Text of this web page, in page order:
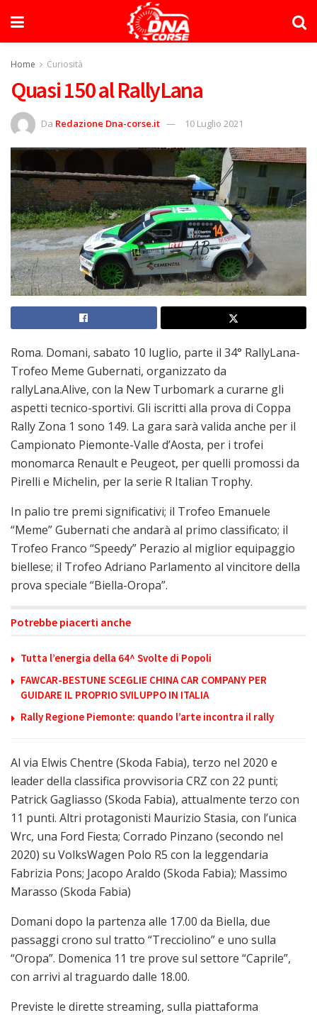
Home Curiosità
Quasi 150 al RallyLana
Da Redazione Dna-corse.it 10 Luglio 2021
Roma. Domani, sabato 10 luglio, parte il 34° RallyLana-
Trofeo Meme Gubernati, organizzato da
rallyLana.Alive, con la New Turbomark a curarne gli
aspetti tecnico-sportivi. Gli iscritti alla prova di Coppa
Rally Zona 1 sono 149. La gara sarà valida anche per il
Campionato Piemonte-Valle d’Aosta, per i trofei
monomarca Renault e Peugeot, per quelli promossi da
Pirelli e Michelin, per la serie R Italian Trophy.
In palio tre premi significativi; il Trofeo Emanuele
“Meme” Gubernati che andarà al primo classificato; il
Trofeo Franco “Speedy” Perazio al miglior equipaggio
biellese; il Trofeo Adriano Parlamento al vincitore della
prova speciale “Biella-Oropa”.
Potrebbe piacerti anche
Tutta l’energia della 64^ Svolte di Popoli
FAWCAR-BESTUNE SCEGLIE CHINA CAR COMPANY PER
GUIDARE IL PROPRIO SVILUPPO IN ITALIA
Rally Regione Piemonte: quando l’arte incontra il rally
Al via Elwis Chentre (Skoda Fabia), terzo nel 2020 e
leader della classifica provvisoria CRZ con 22 punti;
Patrick Gagliasso (Skoda Fabia), attualmente terzo con
11 punti. Altri protagonisti Maurizio Stasia, con l’unica
Wrc, una Ford Fiesta; Corrado Pinzano (secondo nel
2020) su VolksWagen Polo R5 con la leggendaria
Fabrizia Pons; Jacopo Araldo (Skoda Fabia); Massimo
Marasso (Skoda Fabia)
Domani dopo la partenza alle 17.00 da Biella, due
passaggi crono sul tratto “Trecciolino” e uno sulla
“Oropa”. Domenica 11 tre prove sul settore “Caprile”,
con arrivi al traguardo dalle 18.00.
Previste le dirette streaming, sulla piattaforma